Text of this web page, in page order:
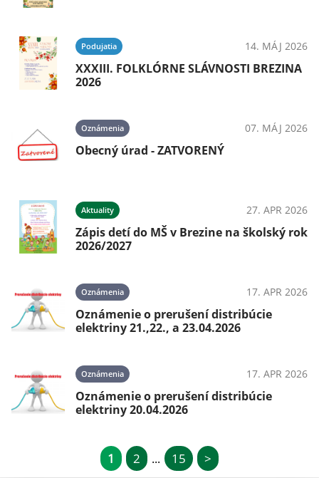
Podujatia 14. MÁJ 2026
XXXIII. FOLKLÓRNE SLÁVNOSTI BREZINA
2026
Oznámenia 07. MÁJ 2026
Obecný úrad - ZATVORENÝ
Aktuality 27. APR 2026
Zápis detí do MŠ v Brezine na školský rok
2026/2027
Oznámenia 17. APR 2026
Oznámenie o prerušení distribúcie
elektriny 21.,22., a 23.04.2026
Oznámenia 17. APR 2026
Oznámenie o prerušení distribúcie
elektriny 20.04.2026
1 2 ... 15 >